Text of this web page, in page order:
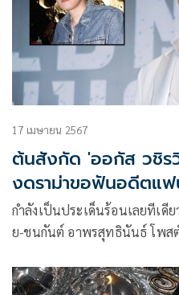
17 เมษายน 2567
ต้นสังกัด 'ออกัส วชิ
งดราม่าขอฟันอดีตแ
กำลังเป็นประเด็นร้อนเลยทีเ
ย-ชนกันต์ อาพรสุทธินันธ์ โพส
เพียงหนึ่งอาทิตย์ด้วยข้อความ